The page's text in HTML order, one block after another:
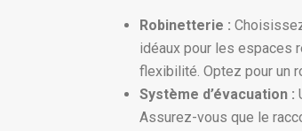
Robinetterie :
idéaux pour les espaces
flexibilité. Optez pour un
Système d’évacuation :
Assurez-vous que le